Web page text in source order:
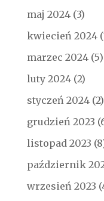
maj 2024(3)
kwiecień 2024
marzec 2024(5)
luty 2024(2)
styczeń 2024(2)
grudzień 2023
listopad 2023
październik
wrzesień 2023